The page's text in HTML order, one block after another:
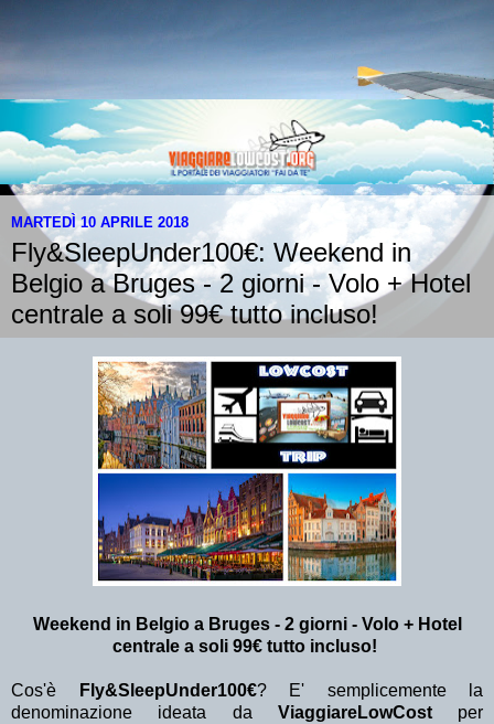
MARTEDÌ 10 APRILE 2018
Fly&SleepUnder100€: Weekend in
Belgio a Bruges - 2 giorni - Volo + Hotel
centrale a soli 99€ tutto incluso!
Weekend in Belgio a Bruges - 2 giorni - Volo + Hotel
centrale a soli 99€ tutto incluso!
Cos'è Fly&SleepUnder100€? E' semplicemente la
denominazione ideata da ViaggiareLowCostper